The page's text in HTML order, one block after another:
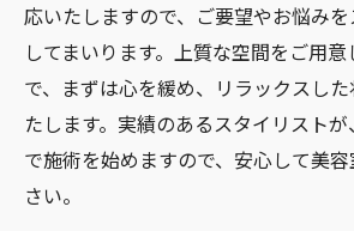
応いたしますので、ご要望やお悩み
してまいります。上質な空間をご用
で、まずは心を緩め、リラックスし
たします。実績のあるスタイリスト
で施術を始めますので、安心して美
さい。